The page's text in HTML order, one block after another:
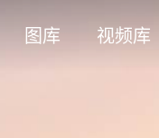
图库 视频库